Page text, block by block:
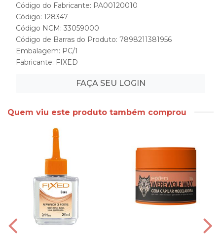
Código do Fabricante: PA00120010
Código: 128347
Código NCM: 33059000
Código de Barras do Produto: 7898211381956
Embalagem: PC/1
Fabricante: FIXED
FAÇA SEU LOGIN
Quem viu este produto também comprou